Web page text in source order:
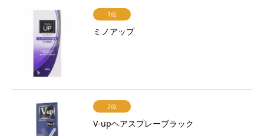
1位
ミノアップ
2位
V-upヘアスプレーブラック